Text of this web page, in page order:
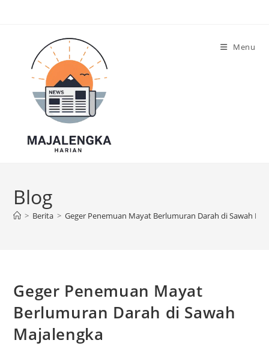
Menu
Blog
> Berita > Geger Penemuan Mayat Berlumuran Darah di Sawah
Geger Penemuan Mayat
Berlumuran Darah di Sawah
Majalengka